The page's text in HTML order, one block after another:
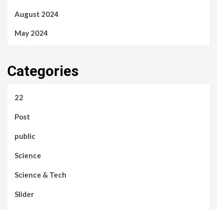
August 2024
May 2024
Categories
22
Post
public
Science
Science & Tech
Slider